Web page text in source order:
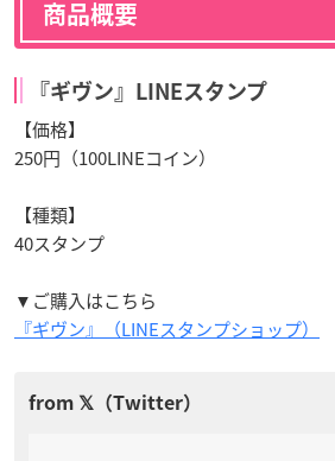
商品概要
『ギヴン』LINEスタンプ
【価格】
250円（100LINEコイン）
【種類】
40スタンプ
▼ご購入はこちら
『ギヴン』（LINEスタンプショップ）